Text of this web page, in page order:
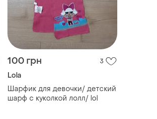
100 грн 3
Lola
Шарфик для девочки/ детский
шарф с куколкой лолл/ lol